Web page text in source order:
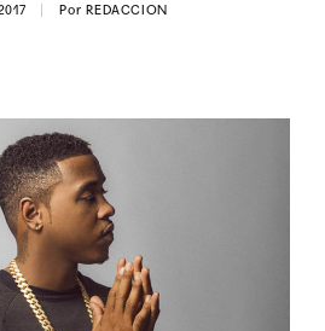
Por REDACCION